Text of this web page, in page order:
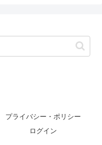
プライバシー・ポリシー
ログイン